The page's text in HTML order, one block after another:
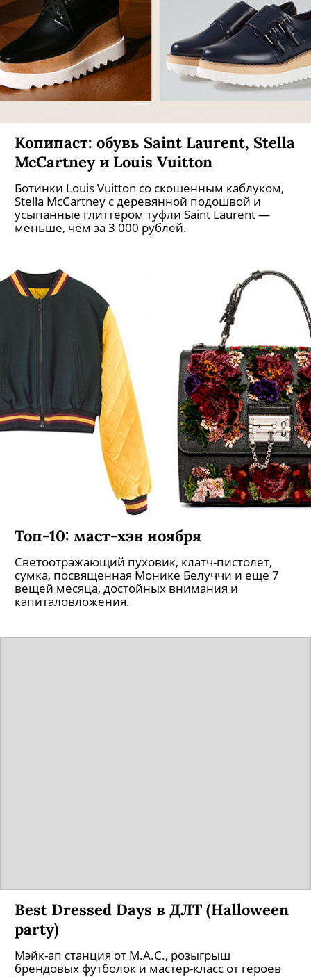
Копипаст: обувь Saint Laurent, Stella
McCartney и Louis Vuitton
Ботинки Louis Vuitton со скошенным каблуком,
Stella McCartney с деревянной подошвой и
усыпанные глиттером туфли Saint Laurent —
меньше, чем за 3 000 рублей.
Топ-10: маст-хэв ноября
Светоотражающий пуховик, клатч-пистолет,
сумка, посвященная Монике Белуччи и еще 7
вещей месяца, достойных внимания и
капиталовложения.
Best Dressed Days в ДЛТ (Halloween
party)
Мэйк-ап станция от M.A.C., розыгрыш
брендовых футболок и мастер-класс от героев